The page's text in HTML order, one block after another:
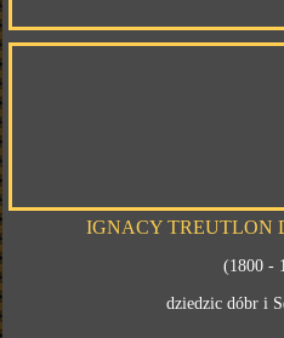
IGNACY TREUTLON
(1800 -
dziedzic dóbr i